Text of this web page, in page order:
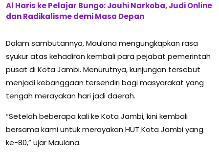
Al Haris ke Pelajar Bungo: Jauhi Narkoba, Judi Online
dan Radikalisme demi Masa Depan
Dalam sambutannya, Maulana mengungkapkan rasa
syukur atas kehadiran kembali para pejabat pemerintah
pusat di Kota Jambi. Menurutnya, kunjungan tersebut
menjadi kebanggaan tersendiri bagi masyarakat yang
tengah merayakan hari jadi daerah.
“Setelah beberapa kali ke Kota Jambi, kini kembali
bersama kami untuk merayakan HUT Kota Jambi yang
ke-80,” ujar Maulana.